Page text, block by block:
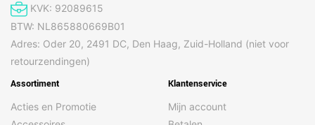
Actieradius
Certificering
Correct gebruik
Land van herkomst
China
KVK: 92089615
BTW: NL865880669B01
Adres: Oder 20, 2491 DC, Den Haag, Zuid-Holland (niet voor
retourzendingen)
Assortiment
Acties en Promotie
Klantenservice
Mijn account